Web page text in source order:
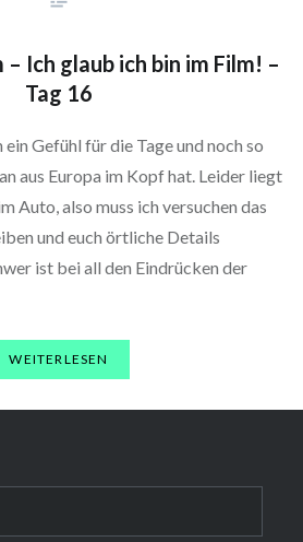
Ich glaub ich bin im Film! –
Tag 16
Gefühl für die Tage und noch so
aus Europa im Kopf hat. Leider liegt
Auto, also muss ich versuchen das
und euch örtliche Details
ist bei all den Eindrücken der
WEITERLESEN